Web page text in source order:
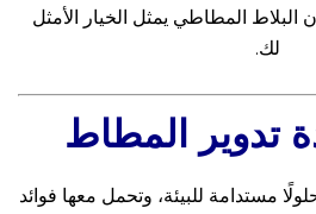
المطاطي يمثل الخيار الأمثل
لك.
تدوير المطاط
مستدامة للبيئة، وتحمل معها فوائد